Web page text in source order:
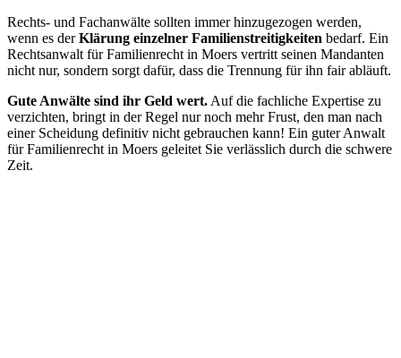
Rechts- und Fachanwälte sollten immer hinzugezogen werden,
wenn es derKlärung einzelner Familienstreitigkeiten bedarf. Ein
Rechtsanwalt für Familienrecht in Moers vertritt seinen Mandanten
nicht nur, sondern sorgt dafür, dass die Trennung für ihn fair abläuft.
Gute Anwälte sind ihr Geld wert. Auf die fachliche Expertise zu
verzichten, bringt in der Regel nur noch mehr Frust, den man nach
einer Scheidung definitiv nicht gebrauchen kann! Ein guter Anwalt
für Familienrecht in Moers geleitet Sie verlässlich durch die schwere
Zeit.